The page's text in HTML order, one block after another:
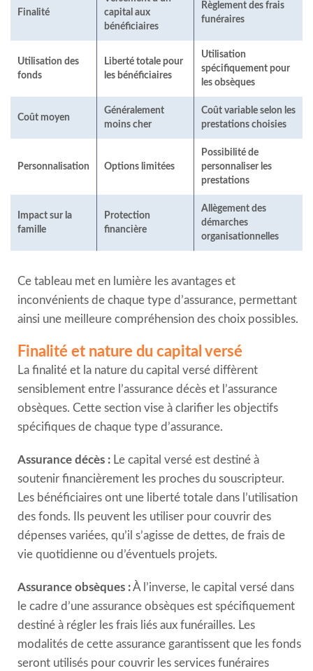
Finalité
capital aux
bénéficiaires
Règlement des frais
funéraires
Utilisation des
fonds
Liberté totale pour
les bénéficiaires
Utilisation
spécifiquement pour
les obsèques
Coût moyen
Généralement
moins cher
Coût variable selon les
prestations choisies
Personnalisation Options limitées
Possibilité de
personnaliser les
prestations
Impact sur la
famille
Protection
financière
Allègement des
démarches
organisationnelles
Ce tableau met en lumière les avantages et
inconvénients de chaque type d’assurance, permettant
ainsi une meilleure compréhension des choix possibles.
Finalité et nature du capital versé
La finalité et la nature du capital versé diffèrent
sensiblement entre l’assurance décès et l’assurance
obsèques. Cette section vise à clarifier les objectifs
spécifiques de chaque type d’assurance.
Assurance décès : Le capital versé est destiné à
soutenir financièrement les proches du souscripteur.
Les bénéficiaires ont une liberté totale dans l’utilisation
des fonds. Ils peuvent les utiliser pour couvrir des
dépenses variées, qu’il s’agisse de dettes, de frais de
vie quotidienne ou d’éventuels projets.
Assurance obsèques :À l’inverse, le capital versé dans
le cadre d’une assurance obsèques est spécifiquement
destiné à régler les frais liés aux funérailles. Les
modalités de cette assurance garantissent que les fonds
seront utilisés pour couvrir les services funéraires